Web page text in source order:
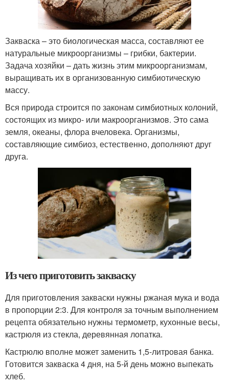
Закваска – это биологическая масса, составляют ее
натуральные микроорганизмы – грибки, бактерии.
Задача хозяйки – дать жизнь этим микроорганизмам,
выращивать их в организованную симбиотическую
массу.
Вся природа строится по законам симбиотных колоний,
состоящих из микро- или макроорганизмов. Это сама
земля, океаны, флора вчеловека. Организмы,
составляющие симбиоз, естественно, дополняют друг
друга.
Из чего приготовить закваску
Для приготовления закваски нужны ржаная мука и вода
в пропорции 2:3. Для контроля за точным выполнением
рецепта обязательно нужны термометр, кухонные весы,
кастрюля из стекла, деревянная лопатка.
Кастрюлю вполне может заменить 1,5-литровая банка.
Готовится закваска 4 дня, на 5-й день можно выпекать
хлеб.